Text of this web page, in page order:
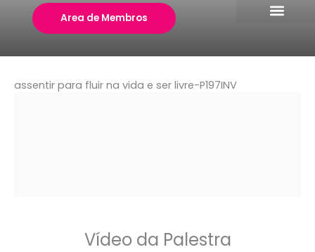
Area de Membros
assentir para fluir na vida e ser livre-P197INV
Vídeo da Palestra